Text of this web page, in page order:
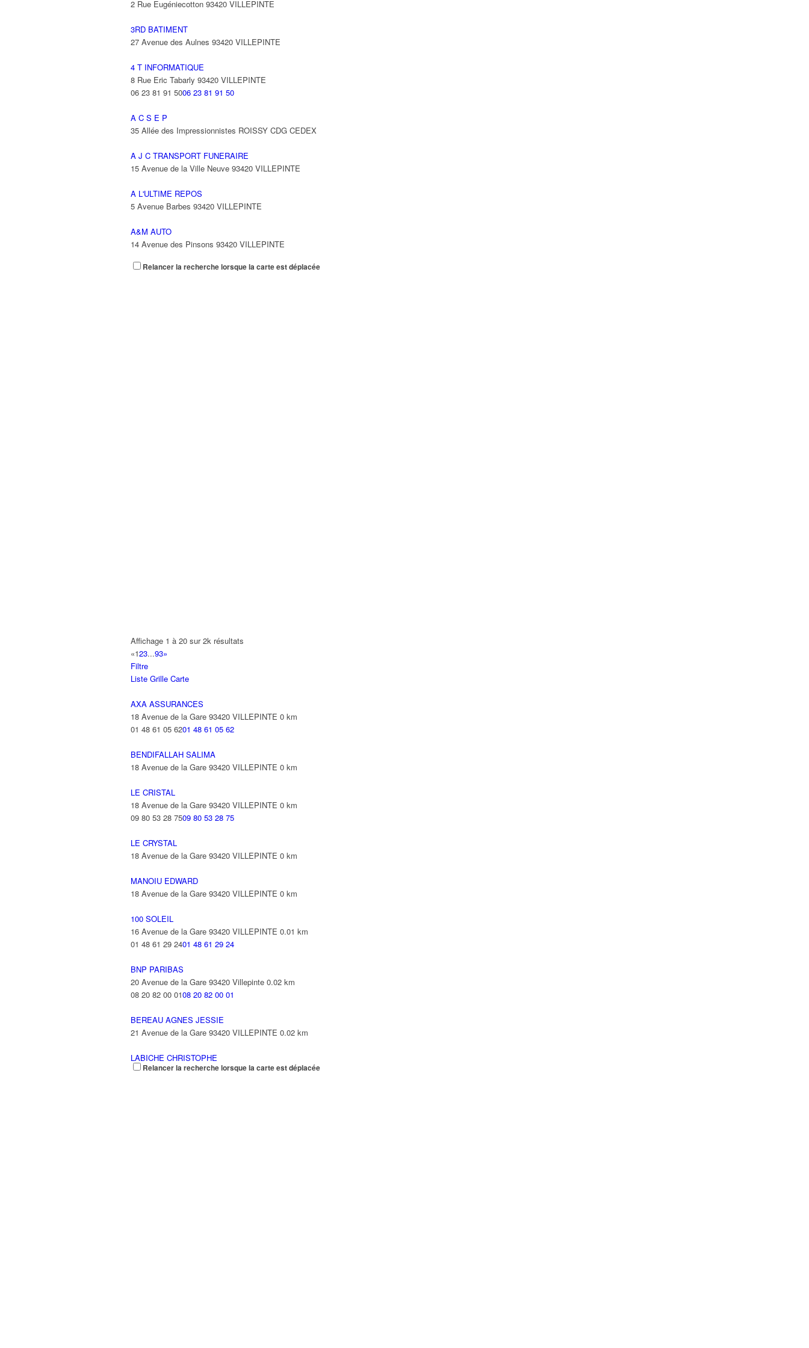
2 Rue Eugéniecotton 93420 VILLEPINTE
3RD BATIMENT
27 Avenue des Aulnes 93420 VILLEPINTE
4 T INFORMATIQUE
8 Rue Eric Tabarly 93420 VILLEPINTE
06 23 81 91 5006 23 81 91 50
A C S E P
35 Allée des Impressionnistes ROISSY CDG CEDEX
A J C TRANSPORT FUNERAIRE
15 Avenue de la Ville Neuve 93420 VILLEPINTE
A L'ULTIME REPOS
5 Avenue Barbes 93420 VILLEPINTE
A&M AUTO
14 Avenue des Pinsons 93420 VILLEPINTE
A&N EXPORTS LTD
ABBAOUI TOUFIK
10 Allée Georges Gershwin 93420 VILLEPINTE
ABBES SARAH
Relancer la recherche lorsque la carte est déplacée
Affichage 1 à 20 sur 2k résultats
«123...93»
Filtre
Liste Grille Carte
AXA ASSURANCES
18 Avenue de la Gare 93420 VILLEPINTE 0 km
01 48 61 05 6201 48 61 05 62
BENDIFALLAH SALIMA
18 Avenue de la Gare 93420 VILLEPINTE 0 km
LE CRISTAL
18 Avenue de la Gare 93420 VILLEPINTE 0 km
09 80 53 28 7509 80 53 28 75
LE CRYSTAL
18 Avenue de la Gare 93420 VILLEPINTE 0 km
MANOIU EDWARD
18 Avenue de la Gare 93420 VILLEPINTE 0 km
100 SOLEIL
16 Avenue de la Gare 93420 VILLEPINTE 0.01 km
01 48 61 29 2401 48 61 29 24
BNP PARIBAS
20 Avenue de la Gare 93420 Villepinte 0.02 km
08 20 82 00 0108 20 82 00 01
BEREAU AGNES JESSIE
21 Avenue de la Gare 93420 VILLEPINTE 0.02 km
LABICHE CHRISTOPHE
21 Avenue de la Gare 93420 VILLEPINTE 0.02 km
Relancer la recherche lorsque la carte est déplacée